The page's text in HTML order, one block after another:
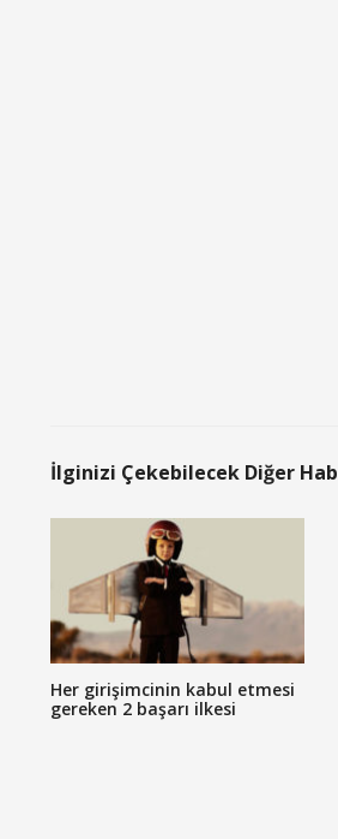
İlginizi Çekebilecek Diğer
Her girişimcinin kabul etmesi
gereken 2 başarı ilkesi